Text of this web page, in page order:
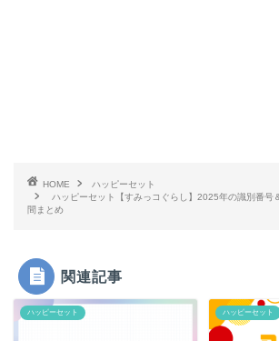
HOME
ハッピーセット
ハッピーセット【すみっコぐらし】2025年の識別番号
間まとめ
関連記事
ハッピーセット ハッピーセット